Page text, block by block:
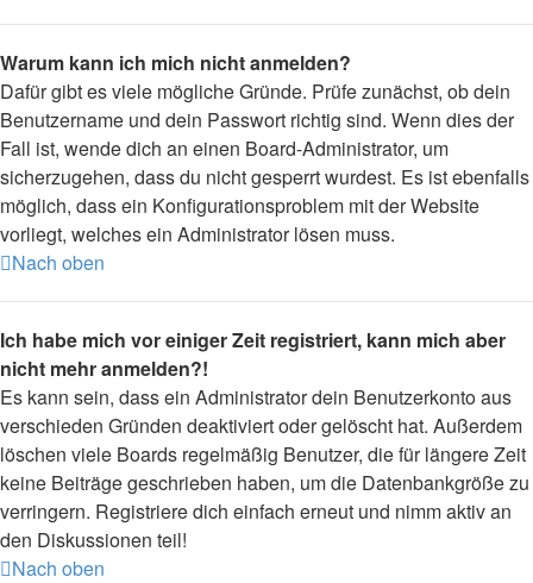
Warum kann ich mich nicht anmelden?
Dafür gibt es viele mögliche Gründe. Prüfe zunächst, ob dein
Benutzername und dein Passwort richtig sind. Wenn dies der
Fall ist, wende dich an einen Board-Administrator, um
sicherzugehen, dass du nicht gesperrt wurdest. Es ist ebenfalls
möglich, dass ein Konfigurationsproblem mit der Website
vorliegt, welches ein Administrator lösen muss.
Nach oben
Ich habe mich vor einiger Zeit registriert, kann mich aber
nicht mehr anmelden?!
Es kann sein, dass ein Administrator dein Benutzerkonto aus
verschieden Gründen deaktiviert oder gelöscht hat. Außerdem
löschen viele Boards regelmäßig Benutzer, die für längere Zeit
keine Beiträge geschrieben haben, um die Datenbankgröße zu
verringern. Registriere dich einfach erneut und nimm aktiv an
den Diskussionen teil!
Nach oben